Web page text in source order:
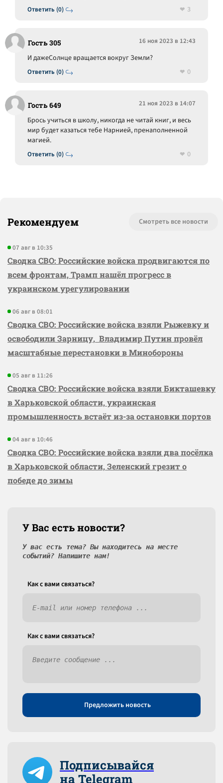
Ответить (0)
3
Гость 305 16 ноя 2023 в 12:43
Ответить (0)
И дажеСолнце вращается вокруг Земли?
0
Гость 649 21 ноя 2023 в 14:07
Ответить (0)
Брось учиться в школу, никогда не читай книг, и весь
мир будет казаться тебе Нарнией, пренаполненной
магией.
0
Рекомендуем Смотреть все новости
07 авг в 10:35
Сводка СВО: Российские войска продвигаются по
всем фронтам, Трамп нашёл прогресс в
украинском урегулировании
06 авг в 08:01
Сводка СВО: Российские войска взяли Рыжевку и
освободили Зарницу, Владимир Путин провёл
масштабные перестановки в Минобороны
05 авг в 11:26
Сводка СВО: Российские войска взяли Бикташевку
в Харьковской области, украинская
промышленность встаёт из-за остановки портов
04 авг в 10:46
Сводка СВО: Российские войска взяли два посёлка
в Харьковской области, Зеленский грезит о
победе до зимы
У Вас есть новости?
У вас есть тема? Вы находитесь на месте
событий? Напишите нам!
Как c вами связаться?
Как c вами связаться?
Предложить новость
Подписывайся
на Telegram